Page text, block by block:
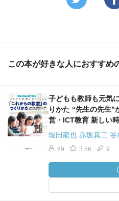
この本が好きな人におすすめ
子どもも教師も元気
りかた “先生の先生
営・ICT教育 新しい
堀田龍也 赤坂真二
69 3.56 9